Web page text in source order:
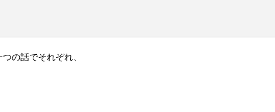
の話でそれぞれ、